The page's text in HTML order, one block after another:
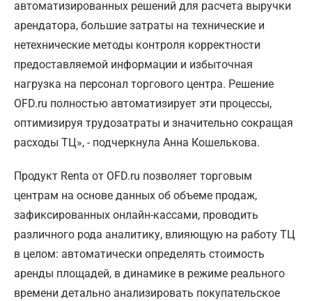
автоматизированных решений для расчета выручки
арендатора, большие затраты на технические и
нетехнические методы контроля корректности
предоставляемой информации и избыточная
нагрузка на персонал торгового центра. Решение
OFD.ru полностью автоматизирует эти процессы,
оптимизируя трудозатраты и значительно сокращая
расходы ТЦ», - подчеркнула Анна Кошелькова.
Продукт Renta от OFD.ru позволяет торговым
центрам на основе данных об объеме продаж,
зафиксированных онлайн-кассами, проводить
различного рода аналитику, влияющую на работу ТЦ
в целом: автоматически определять стоимость
аренды площадей, в динамике в режиме реального
времени детально анализировать покупательское